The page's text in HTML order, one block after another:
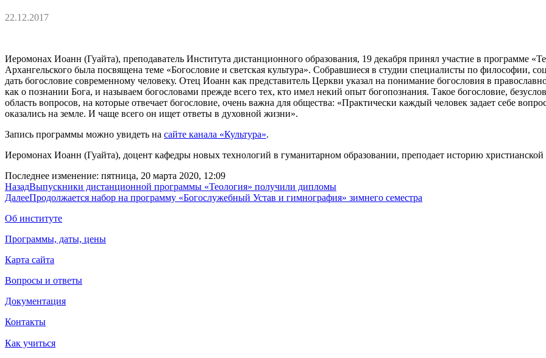
22.12.2017
Иеромонах Иоанн (Гуайта), преподаватель Института дистанционного образования, 19 декабря принял участие в программе
Архангельского была посвящена теме «Богословие и светская культура». Собравшиеся в студии специалисты по философии,
дать богословие современному человеку. Отец Иоанн как представитель Церкви указал на понимание богословия в
как о познании Бога, и называем богословами прежде всего тех, кто имел некий опыт богопознания. Такое богословие,
область вопросов, на которые отвечает богословие, очень важна для общества: «Практически каждый человек задает себе
оказались на земле. И чаще всего он ищет ответы в духовной жизни».
Запись программы можно увидеть на сайте канала «Культура».
Иеромонах Иоанн (Гуайта), доцент кафедры новых технологий в гуманитарном образовании, преподает историю
Последнее изменение: пятница, 20 марта 2020, 12:09
НазадВыпускники дистанционной программы «Теология» получили дипломы
ДалееПродолжается набор на программу «Богослужебный Устав и гимнография» зимнего семестра
Об институте
Программы, даты, цены
Карта сайта
Вопросы и ответы
Документация
Контакты
Как учиться